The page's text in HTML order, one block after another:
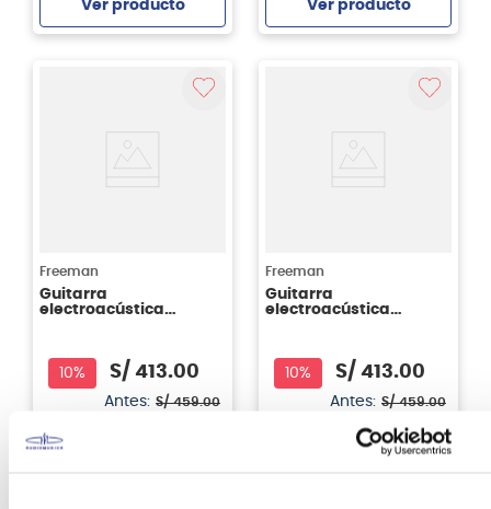
Ver producto Ver producto
Freeman
Guitarra
electroacústica
natural
10%
S/ 413.00
Antes: S/ 459.00
Freeman
Guitarra
electroacústica
sunburst (SB)
10%
S/ 413.00
Antes: S/ 459.00
Ver producto